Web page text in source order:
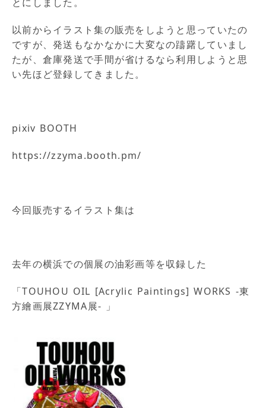
以前からイラスト集の販売をしようと思っていたの
ですが、発送もなかなかに大変なの躊躇していまし
たが、倉庫発送で手間が省けるなら利用しようと思
い先ほど登録してきました。
pixiv BOOTH
https://zzyma.booth.pm/
今回販売するイラスト集は
去年の横浜での個展の油彩画等を収録した
「TOUHOU OIL [Acrylic Paintings] WORKS -東
方繪画展ZZYMA展- 」